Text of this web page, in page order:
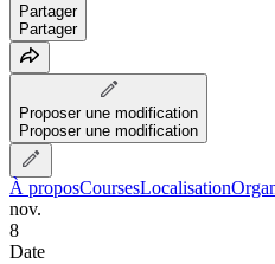
Partager
Partager
Proposer une modification
Proposer une modification
À proposCoursesLocalisation
nov.
8
Date